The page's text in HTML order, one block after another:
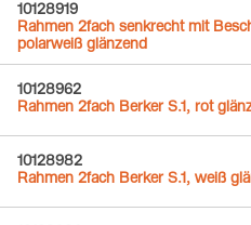
10128919
Rahmen 2fach senkrecht mit
polarweiß glänzend
10128962
Rahmen 2fach Berker S.1, rot
10128982
Rahmen 2fach Berker S.1, weiß